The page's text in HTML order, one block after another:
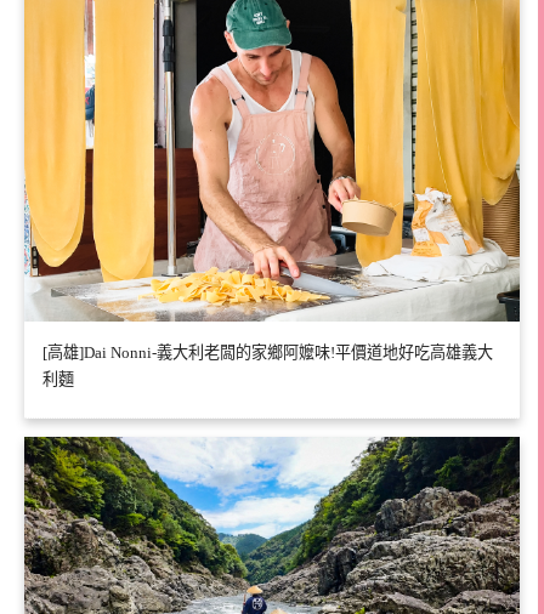
[高雄]Dai Nonni-義大利老闆的家鄉阿嬤味!平價道地好吃高雄義大
利麵